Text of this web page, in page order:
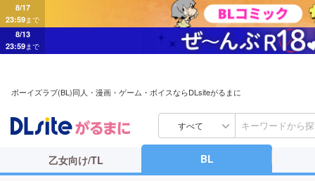
8/17
23:59まで
8/13
23:59まで
ボーイズラブ(BL)同人・漫画・ゲーム・ボイスならDLsiteがるまに
すべて
乙女向け/TL BL